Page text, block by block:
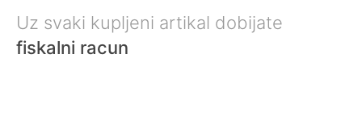
Uz svaki kupljeni artikal dobijate
fiskalni racun